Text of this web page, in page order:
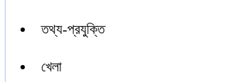
তথ্য-প্রযুক্তি
খেলা